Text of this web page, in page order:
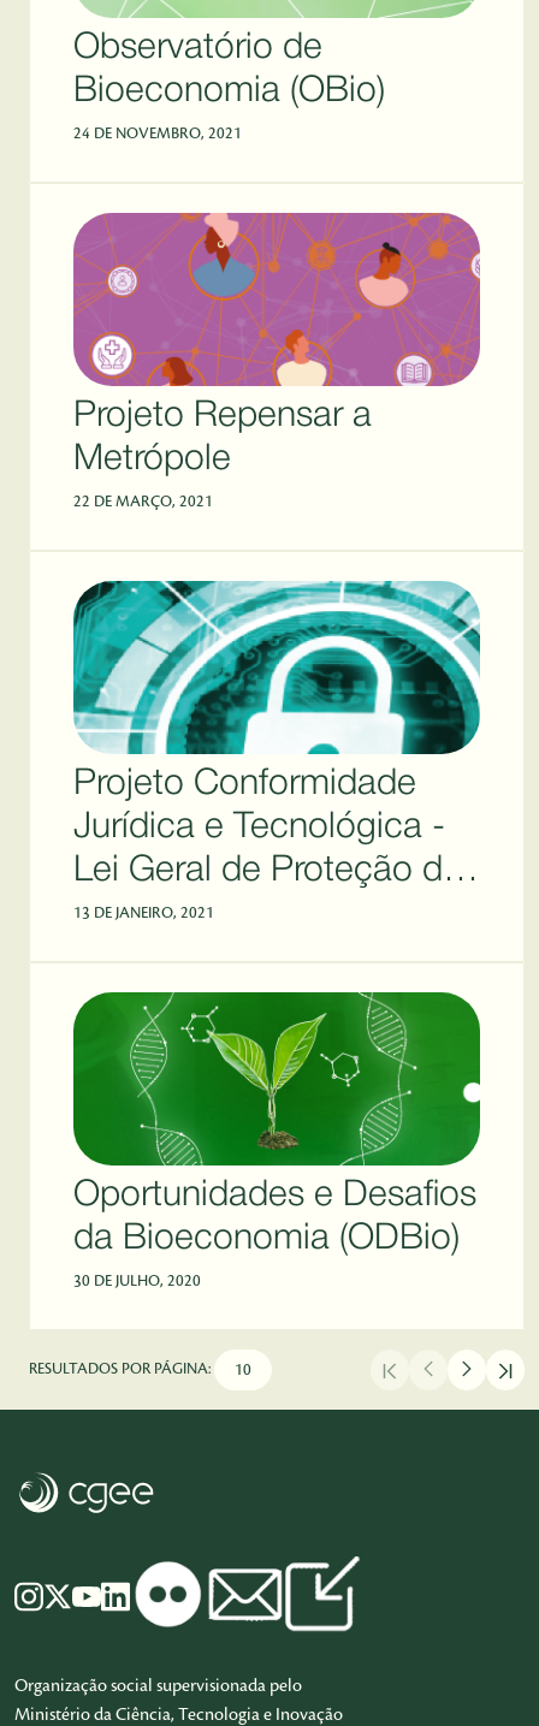
Observatório de
Bioeconomia (OBio)
24 DE NOVEMBRO, 2021
Projeto Repensar a
Metrópole
22 DE MARÇO, 2021
Projeto Conformidade
Jurídica e Tecnológica -
Lei Geral de Proteção de
Dados (LGPD)
13 DE JANEIRO, 2021
Oportunidades e Desafios
da Bioeconomia (ODBio)
30 DE JULHO, 2020
RESULTADOS POR PÁGINA:
Organização social supervisionada pelo
Ministério da Ciência, Tecnologia e Inovação